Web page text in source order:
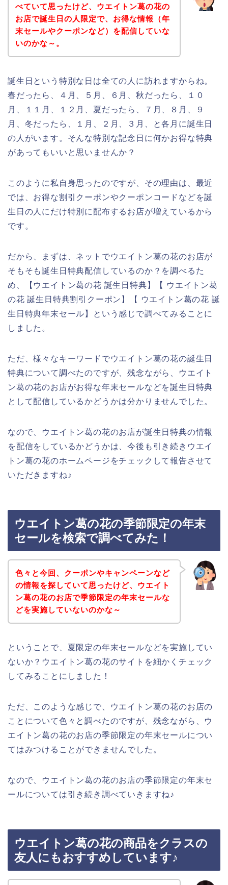
べていて思ったけど、ウエイトン葛の花の
お店で誕生日の人限定で、お得な情報（年
末セールやクーポンなど）を配信していな
いのかな～。
誕生日という特別な日は全ての人に訪れますからね。
春だったら、４月、５月、６月、秋だったら、１０
月、１１月、１２月、夏だったら、７月、８月、９
月、冬だったら、１月、２月、３月、と各月に誕生日
の人がいます。そんな特別な記念日に何かお得な特典
があってもいいと思いませんか？
このように私自身思ったのですが、その理由は、最近
では、お得な割引クーポンやクーポンコードなどを誕
生日の人にだけ特別に配布するお店が増えているから
です。
だから、まずは、ネットでウエイトン葛の花のお店が
そもそも誕生日特典配信しているのか？を調べるた
め、【ウエイトン葛の花 誕生日特典】【 ウエイトン葛
の花 誕生日特典割引クーポン】【 ウエイトン葛の花 誕
生日特典年末セール】という感じで調べてみることに
しました。
ただ、様々なキーワードでウエイトン葛の花の誕生日
特典について調べたのですが、残念ながら、ウエイト
ン葛の花のお店がお得な年末セールなどを誕生日特典
として配信しているかどうかは分かりませんでした。
なので、ウエイトン葛の花のお店が誕生日特典の情報
を配信をしているかどうかは、今後も引き続きウエイ
トン葛の花のホームページをチェックして報告させて
いただきますね♪
ウエイトン葛の花の季節限定の年末
セールを検索で調べてみた！
色々と今回、クーポンやキャンペーンなど
の情報を探していて思ったけど、ウエイト
ン葛の花のお店で季節限定の年末セールな
どを実施していないのかな～
ということで、夏限定の年末セールなどを実施してい
ないか？ウエイトン葛の花のサイトを細かくチェック
してみることにしました！
ただ、このような感じで、ウエイトン葛の花のお店の
ことについて色々と調べたのですが、残念ながら、ウ
エイトン葛の花のお店の季節限定の年末セールについ
てはみつけることができませんでした。
なので、ウエイトン葛の花のお店の季節限定の年末セ
ールについては引き続き調べていきますね♪
ウエイトン葛の花の商品をクラスの
友人にもおすすめしています♪